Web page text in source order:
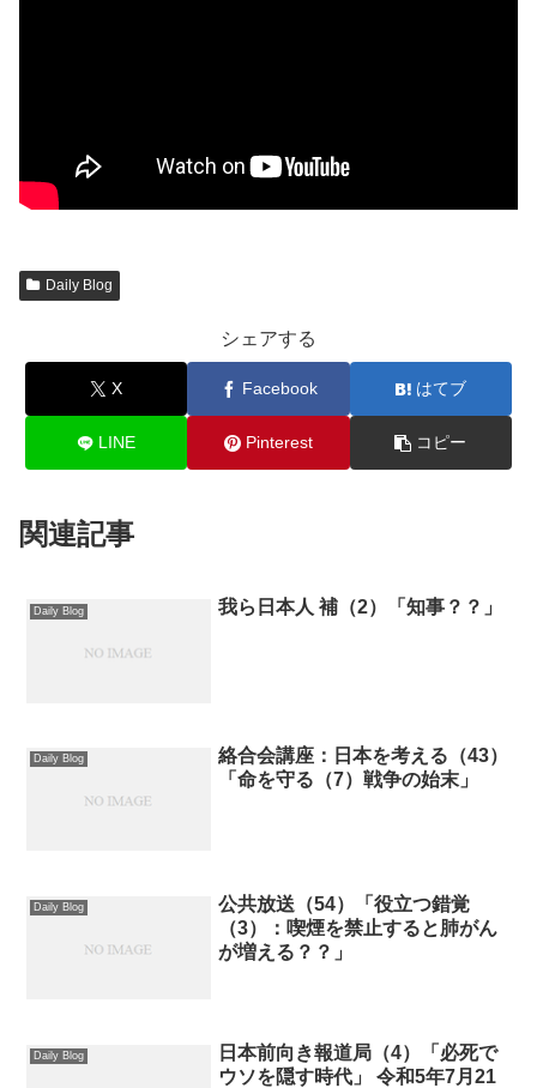
Daily Blog
シェアする
X Facebook はてブ
LINE Pinterest コピー
関連記事
Daily Blog 我ら日本人 補（2）「知事？？」
Daily Blog
絡合会講座：日本を考える（43）
「命を守る（7）戦争の始末」
Daily Blog
公共放送（54）「役立つ錯覚
（3）：喫煙を禁止すると肺がん
が増える？？」
Daily Blog
日本前向き報道局（4）「必死で
ウソを隠す時代」 令和5年7月21